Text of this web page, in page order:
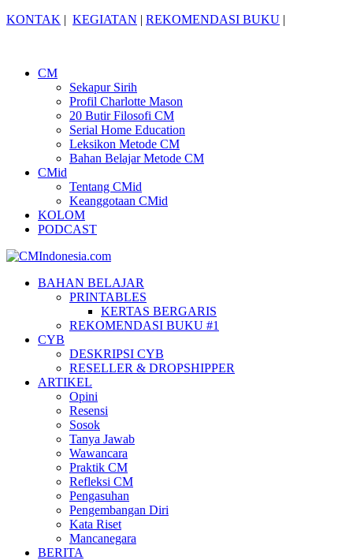
KONTAK | KEGIATAN | REKOMENDASI BUKU |
CM
Sekapur Sirih
Profil Charlotte Mason
20 Butir Filosofi CM
Serial Home Education
Leksikon Metode CM
Bahan Belajar Metode CM
CMid
Tentang CMid
Keanggotaan CMid
KOLOM
PODCAST
BAHAN BELAJAR
PRINTABLES
KERTAS BERGARIS
REKOMENDASI BUKU #1
CYB
DESKRIPSI CYB
RESELLER & DROPSHIPPER
ARTIKEL
Opini
Resensi
Sosok
Tanya Jawab
Wawancara
Praktik CM
Refleksi CM
Pengasuhan
Pengembangan Diri
Kata Riset
Mancanegara
BERITA